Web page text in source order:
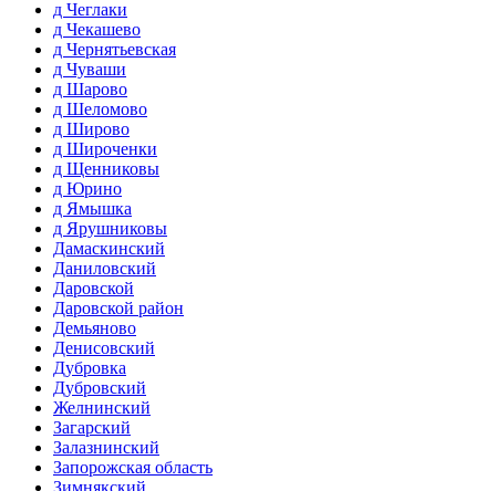
д Чеглаки
д Чекашево
д Чернятьевская
д Чуваши
д Шарово
д Шеломово
д Широво
д Широченки
д Щенниковы
д Юрино
д Ямышка
д Ярушниковы
Дамаскинский
Даниловский
Даровской
Даровской район
Демьяново
Денисовский
Дубровка
Дубровский
Желнинский
Загарский
Залазнинский
Запорожская область
Зимнякский